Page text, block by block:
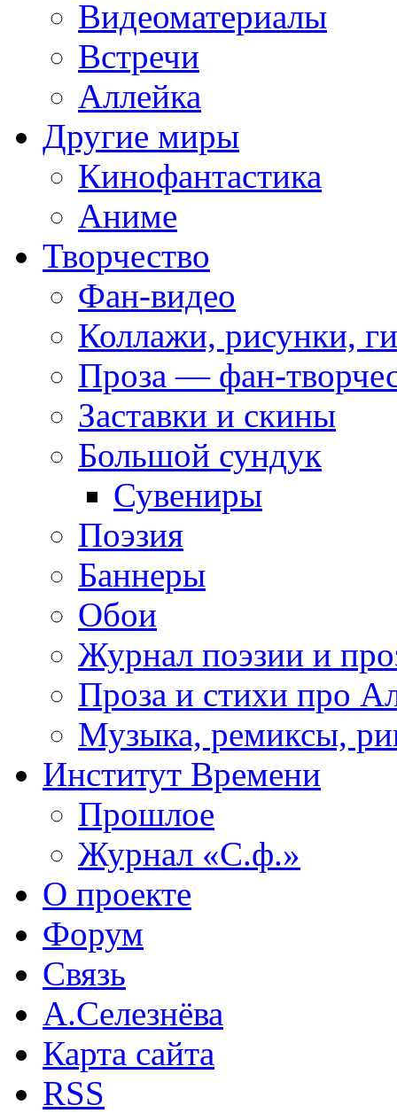
Видеоматериалы
Встречи
Аллейка
Другие миры
Кинофантастика
Аниме
Творчество
Фан-видео
Коллажи, рисунки,
Проза — фан-
Заставки и скины
Большой сундук
Сувениры
Поэзия
Баннеры
Обои
Журнал поэзии и
Проза и стихи про
Музыка, ремиксы,
Институт Времени
Прошлое
Журнал «С.ф.»
О проекте
Форум
Связь
А.Селезнёва
Карта сайта
RSS